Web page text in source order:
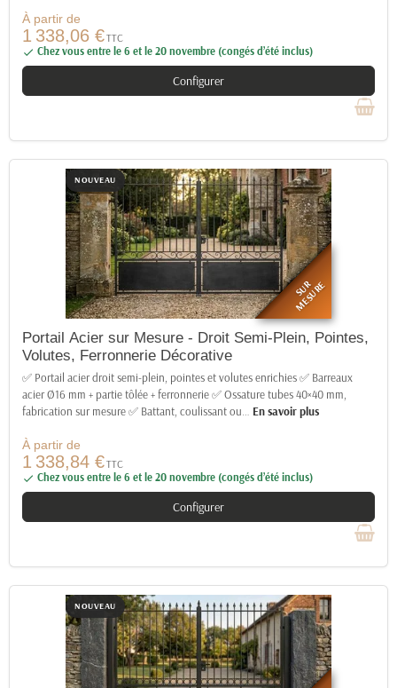
À partir de
1 338,06 €TTC
 Chez vous entre le 6 et le 20 novembre (congés d’été inclus)
Configurer
NOUVEAU
SUR
MESURE
Portail Acier sur Mesure - Droit Semi-Plein, Pointes,
Volutes, Ferronnerie Décorative
✅ Portail acier droit semi-plein, pointes et volutes enrichies ✅ Barreaux
acier Ø16 mm + partie tôlée + ferronnerie ✅ Ossature tubes 40×40 mm,
fabrication sur mesure ✅ Battant, coulissant ou… En savoir plus
À partir de
1 338,84 €TTC
 Chez vous entre le 6 et le 20 novembre (congés d’été inclus)
Configurer
NOUVEAU